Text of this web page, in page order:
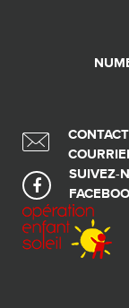
SUIVEZ-